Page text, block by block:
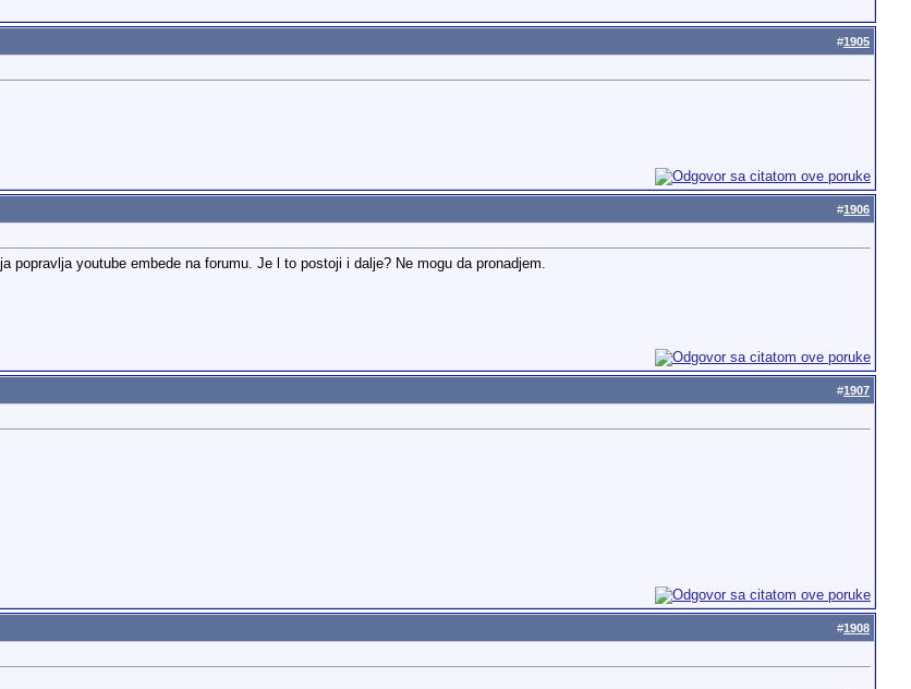
#1905
#1906
popravlja youtube embede na forumu. Je l to postoji i dalje? Ne mogu da pronadjem.
#1907
#1908